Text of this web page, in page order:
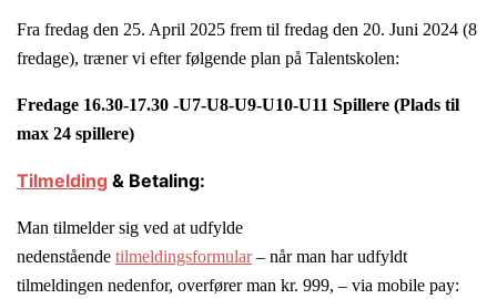
Fra fredag den 25. April 2025 frem til fredag den 20. Juni 2024 (8
fredage), træner vi efter følgende plan på Talentskolen:
Fredage 16.30-17.30 -U7-U8-U9-U10-U11 Spillere (Plads til
max 24 spillere)
Tilmelding & Betaling:
Man tilmelder sig ved at udfylde
nedenstående tilmeldingsformular– når man har udfyldt
tilmeldingen nedenfor, overfører man kr. 999, – via mobile pay: